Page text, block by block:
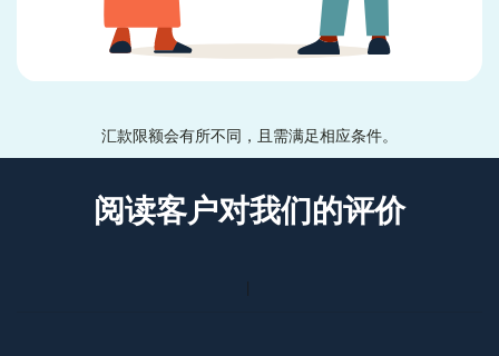
汇款限额会有所不同，且需满足相应条件。
阅读客户对我们的评价